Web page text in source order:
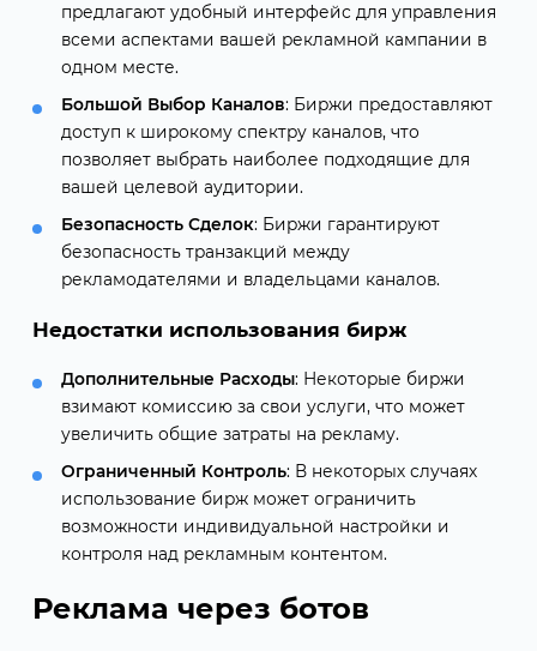
предлагают удобный интерфейс для управления
всеми аспектами вашей рекламной кампании в
одном месте.
Большой Выбор Каналов: Биржи предоставляют
доступ к широкому спектру каналов, что
позволяет выбрать наиболее подходящие для
вашей целевой аудитории.
Безопасность Сделок: Биржи гарантируют
безопасность транзакций между
рекламодателями и владельцами каналов.
Недостатки использования бирж
Дополнительные Расходы: Некоторые биржи
взимают комиссию за свои услуги, что может
увеличить общие затраты на рекламу.
Ограниченный Контроль: В некоторых случаях
использование бирж может ограничить
возможности индивидуальной настройки и
контроля над рекламным контентом.
Реклама через ботов